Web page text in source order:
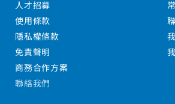
人才招募
使用條款
隱私權條款
免責聲明
商務合作方案
聯絡我們